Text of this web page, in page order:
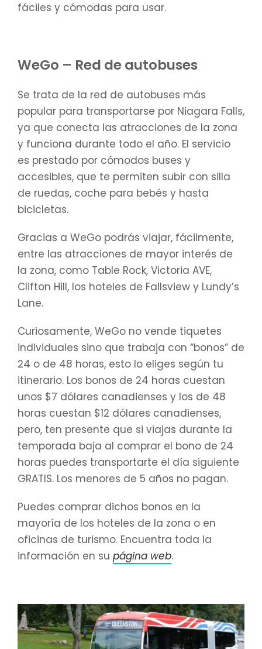
fáciles y cómodas para usar.
WeGo – Red de autobuses
Se trata de la red de autobuses más
popular para transportarse por Niagara Falls,
ya que conecta las atracciones de la zona
y funciona durante todo el año. El servicio
es prestado por cómodos buses y
accesibles, que te permiten subir con silla
de ruedas, coche para bebés y hasta
bicicletas.
Gracias a WeGo podrás viajar, fácilmente,
entre las atracciones de mayor interés de
la zona, como Table Rock, Victoria AVE,
Clifton Hill, los hoteles de Fallsview y Lundy’s
Lane.
Curiosamente, WeGo no vende tiquetes
individuales sino que trabaja con “bonos” de
24 o de 48 horas, esto lo eliges según tu
itinerario. Los bonos de 24 horas cuestan
unos $7 dólares canadienses y los de 48
horas cuestan $12 dólares canadienses,
pero, ten presente que si viajas durante la
temporada baja al comprar el bono de 24
horas puedes transportarte el día siguiente
GRATIS. Los menores de 5 años no pagan.
Puedes comprar dichos bonos en la
mayoría de los hoteles de la zona o en
oficinas de turismo. Encuentra toda la
información en su página web.